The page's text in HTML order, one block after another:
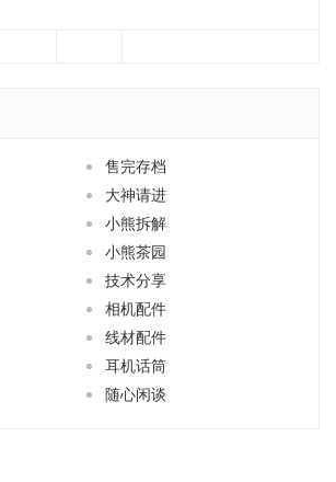
售完存档
大神请进
小熊拆解
小熊茶园
技术分享
相机配件
线材配件
耳机话筒
随心闲谈